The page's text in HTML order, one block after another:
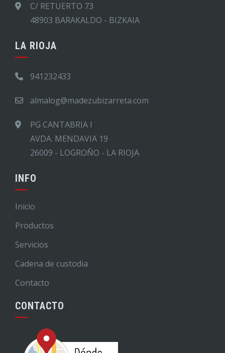
C/ RETUERTO 73
48903 BARAKALDO - BIZKAIA
LA RIOJA
941232433
almalog@madezubizarreta.com
PG CANTABRIA I
AVDA. MENDAVIA 19
26009 - LOGROÑO - LA RIOJA
INFO
Inicio
Productos
Servicios
Cadena de custodia
Contacto
CONTACTO